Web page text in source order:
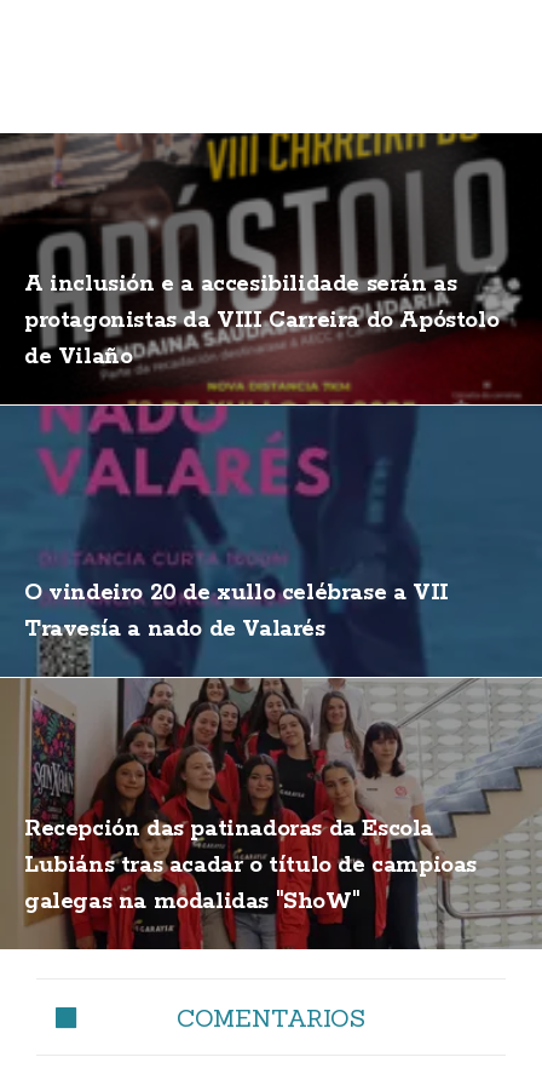
A inclusión e a accesibilidade serán as
protagonistas da VIII Carreira do Apóstolo
de Vilaño
O vindeiro 20 de xullo celébrase a VII
Travesía a nado de Valarés
Recepción das patinadoras da Escola
Lubiáns tras acadar o título de campioas
galegas na modalidas "ShoW"
COMENTARIOS